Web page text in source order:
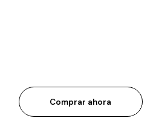
Comprar ahora